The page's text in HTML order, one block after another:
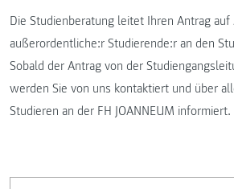
Die Studienberatung leitet Ihren Antrag auf
außerordentliche:r Studierende:r an den
Sobald der Antrag von der
werden Sie von uns kontaktiert und über
Studieren an der FH JOANNEUM informiert.